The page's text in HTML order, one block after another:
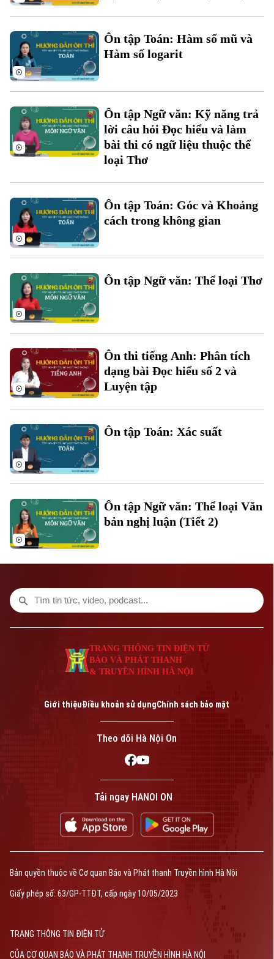
Theo dõi Hà Nội On
An ninh trật tự
Công nghệ
Nhịp sống Hà Nội
Người Hà Nội
Khoảnh khắc Hà Nội
Ẩm thực
Thế giới
Tin tức
Quân sự
Người Việt 4 phương
Kinh tế
Tin tức
Tài chính Ngân hàng
Doanh nghiệp
Nhà đất
Tin tức
Đầu tư
Kinh nghiệm
Tàu và Xe
Ô tô
Xe máy
Thị trường
Đánh giá
Giáo dục
Tuyển sinh
Hướng nghiệp
Văn hóa
Tin tức
Làng nghề
Di tích
Sức khỏe
Y tế
Dinh dưỡng
Tư vấn sức khỏe
Bóng đá
Quần vợt
Giải trí
Tin tức
Sao
Điện ảnh
Âm nhạc
Đã phát sóng
Liên hệ đường dây nóng (bấm để gọi)
0865.116.699 (hotline)
Tòa soạn
0865.116.699
Bản quyền thuộc về Cơ quan Báo và Phát thanh Truyền hình Hà Nội Giấy
phép số: Số 63/GP-TTDT, cấp ngày 10/05/2023
TRANG THÔNG TIN ĐIỆN TỬ
Giám đốc: VŨ MINH TUẤN
Phó Giám đốc: Nguyễn Kim Khiêm, Nguyễn Minh Đức, Nguyễn Thành Lợi
Ôn tập Toán: Hàm số mũ và
Hàm số logarit
Ôn tập Ngữ văn: Kỹ năng trả
lời câu hỏi Đọc hiểu và làm
bài thi có ngữ liệu thuộc thể
loại Thơ
Ôn tập Toán: Góc và Khoảng
cách trong không gian
Ôn tập Ngữ văn: Thể loại Thơ
Ôn thi tiếng Anh: Phân tích
dạng bài Đọc hiểu số 2 và
Luyện tập
Ôn tập Toán: Xác suất
Ôn tập Ngữ văn: Thể loại Văn
bản nghị luận (Tiết 2)
TRANG THÔNG TIN ĐIỆN TỬ
BÁO VÀ PHÁT THANH
& TRUYỀN HÌNH HÀ NỘI
Giới thiệuĐiều khoản sử dụngChính sách bảo mật
Theo dõi Hà Nội On
Tải ngay HANOI ON
Bản quyền thuộc về Cơ quan Báo và Phát thanh Truyền hình Hà Nội
Giấy phép số: 63/GP-TTĐT, cấp ngày 10/05/2023
TRANG THÔNG TIN ĐIỆN TỬ
CỦA CƠ QUAN BÁO VÀ PHÁT THANH TRUYỀN HÌNH HÀ NỘI